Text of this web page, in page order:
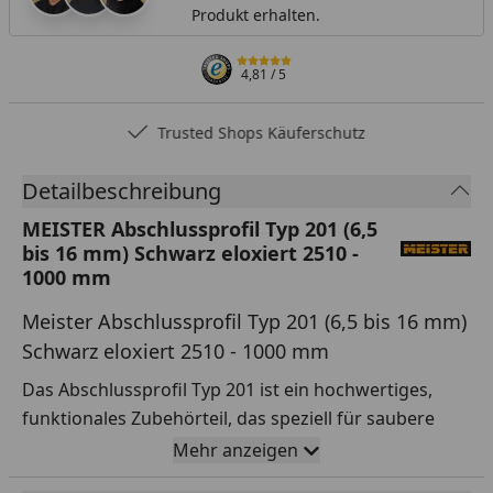
Produkt erhalten.
4,81/ 5
Trusted Shops Käuferschutz
Detailbeschreibung
MEISTER Abschlussprofil Typ 201 (6,5
bis 16 mm) Schwarz eloxiert 2510 -
1000 mm
Meister Abschlussprofil Typ 201 (6,5 bis 16 mm)
Schwarz eloxiert 2510 - 1000 mm
Das Abschlussprofil Typ 201 ist ein hochwertiges,
funktionales Zubehörteil, das speziell für saubere
Übergänge und Abschlüsse bei Bodenbelägen
entwickelt wurde. Es passt ideal zu den
Mehr anzeigen